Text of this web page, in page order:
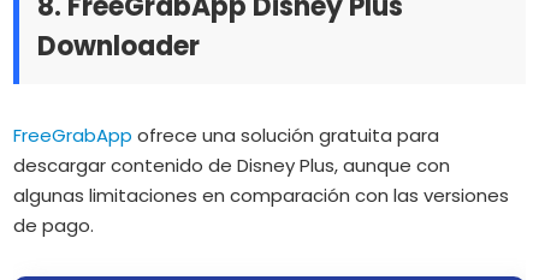
Downloader
FreeGrabApp ofrece una solución gratuita para
descargar contenido de Disney Plus, aunque con
algunas limitaciones en comparación con las versiones
de pago.